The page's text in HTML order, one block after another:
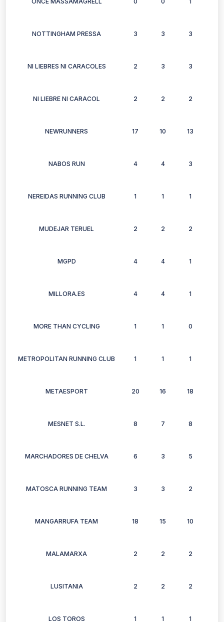
NOTTINGHAM PRESSA 3 3 3
NI LIEBRES NI CARACOLES 2 3 3
NI LIEBRE NI CARACOL 2 2 2
NEWRUNNERS 17 10 13
NABOS RUN 4 4 3
NEREIDAS RUNNING CLUB 1 1 1
MUDEJAR TERUEL 2 2 2
MGPD 4 4 1
MILLORA.ES 4 4 1
MORE THAN CYCLING 1 1 0
METROPOLITAN RUNNING CLUB 1 1 1
METAESPORT 20 16 18
MESNET S.L. 8 7 8
MARCHADORES DE CHELVA 6 3 5
MATOSCA RUNNING TEAM 3 3 2
MANGARRUFA TEAM 18 15 10
MALAMARXA 2 2 2
LUSITANIA 2 2 2
LOS TOROS 1 1 1